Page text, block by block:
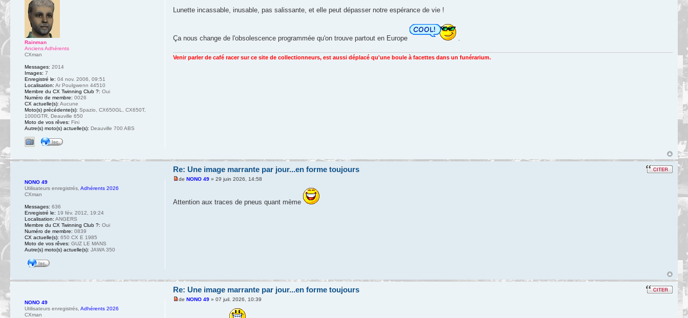
Lunette incassable, inusable, pas salissante, et elle peut dépasser notre espérance de vie !
Ça nous change de l'obsolescence programmée qu'on trouve partout en Europe .
Venir parler de café racer sur ce site de collectionneurs, est aussi déplacé qu'une boule à facettes dans un funérarium.
Rainman
Anciens Adhérents
CXman
Messages: 2014
Images: 7
Enregistré le: 04 nov. 2006, 09:51
Localisation: Ar Poulgwenn 44510
Membre du CX Twinning Club ?: Oui
Numéro de membre: 0026
CX actuelle(s): Aucune
Moto(s) précédente(s): Spazio, CX650GL, CX650T,
1000GTR, Deauville 650
Moto de vos rêves: Fini
Autre(s) moto(s) actuelle(s): Deauville 700 ABS
Re: Une image marrante par jour...en forme toujours
deNONO 49 » 29 juin 2026, 14:58
Attention aux traces de pneus quant mème
NONO 49
Utilisateurs enregistrés Adhérents 2026
CXman
Messages: 636
Enregistré le: 19 fév. 2012, 19:24
Localisation: ANGERS
Membre du CX Twinning Club ?: Oui
Numéro de membre: 0839
CX actuelle(s): 650 CX E 1985
Moto de vos rêves: GUZ LE MANS
Autre(s) moto(s) actuelle(s): JAWA 350
Re: Une image marrante par jour...en forme toujours
deNONO 49 » 07 juil. 2026, 10:39
NONO 49
Utilisateurs enregistrés Adhérents 2026
CXman